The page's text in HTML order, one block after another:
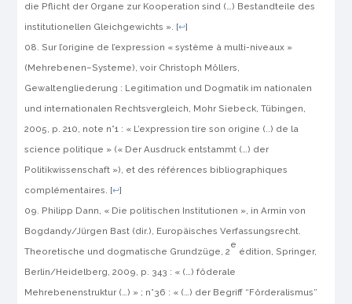
die Pflicht der Organe zur Kooperation sind (…) Bestandteile des
institutionellen Gleichgewichts ». [↩]
Sur l’origine de l’expression « système à multi-niveaux »
(Mehrebenen–Systeme), voir Christoph Möllers,
Gewaltengliederung : Legitimation und Dogmatik im nationalen
und internationalen Rechtsvergleich, Mohr Siebeck, Tübingen,
2005, p. 210, note n°1 : « L’expression tire son origine (..) de la
science politique » (« Der Ausdruck entstammt (…) der
Politikwissenschaft »), et des références bibliographiques
complémentaires. [↩]
Philipp Dann, « Die politischen Institutionen », in Armin von
Bogdandy/Jürgen Bast (dir.), Europäisches Verfassungsrecht.
Theoretische und dogmatische Grundzüge, 2
e
édition, Springer,
Berlin/Heidelberg, 2009, p. 343 : « (…) föderale
Mehrebenenstruktur (…) » ; n°36 : « (…) der Begriff “Förderalismus”